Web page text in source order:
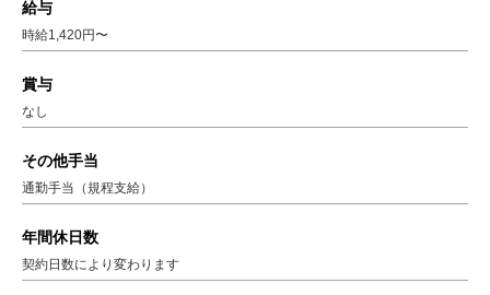
給与
時給1,420円〜
賞与
なし
その他手当
通勤手当（規程支給）
年間休日数
契約日数により変わります